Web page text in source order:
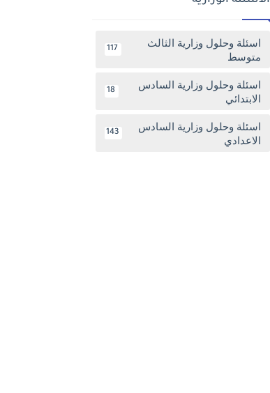
اسئلة وحلول وزارية الثالث
متوسط
117
اسئلة وحلول وزارية السادس
الابتدائي
18
اسئلة وحلول وزارية السادس
الاعدادي
143